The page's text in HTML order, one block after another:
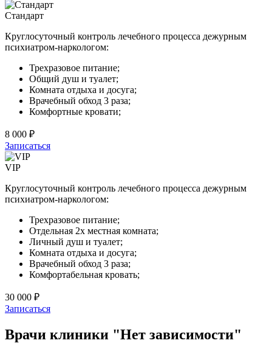
Стандарт
Круглосуточный контроль лечебного процесса дежурным
психиатром-наркологом:
Трехразовое питание;
Общий душ и туалет;
Комната отдыха и досуга;
Врачебный обход 3 раза;
Комфортные кровати;
8 000 ₽
Записаться
VIP
Круглосуточный контроль лечебного процесса дежурным
психиатром-наркологом:
Трехразовое питание;
Отдельная 2х местная комната;
Личный душ и туалет;
Комната отдыха и досуга;
Врачебный обход 3 раза;
Комфортабельная кровать;
30 000 ₽
Записаться
Врачи клиники "Нет зависимости"